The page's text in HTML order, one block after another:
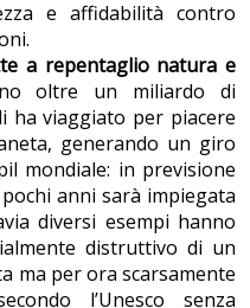
e affidabilità contro
a repentaglio natura e
oltre un miliardo di
ha viaggiato per piacere
generando un giro
mondiale: in previsione
anni sarà impiegata
diversi esempi hanno
distruttivo di un
ma per ora scarsamente
l’Unesco senza